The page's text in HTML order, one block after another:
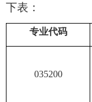
下表：
专业代码
035200